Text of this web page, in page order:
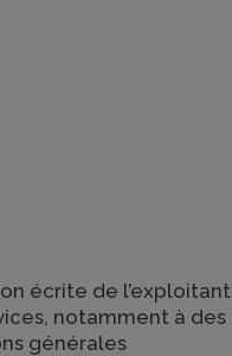
écrite de l’exploitant
notamment à des
générales